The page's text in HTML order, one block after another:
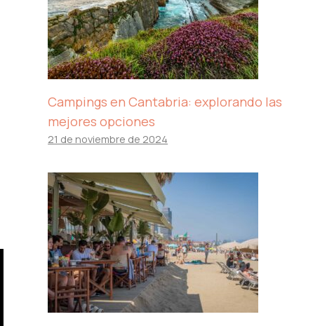
Campings en Cantabria: explorando las
mejores opciones
21 de noviembre de 2024